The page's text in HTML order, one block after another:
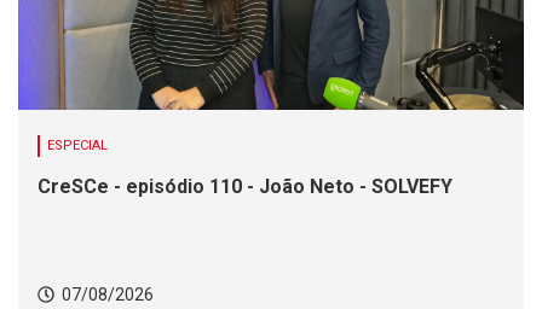
ESPECIAL
CreSCe - episódio 110 - João Neto - SOLVEFY
07/08/2026